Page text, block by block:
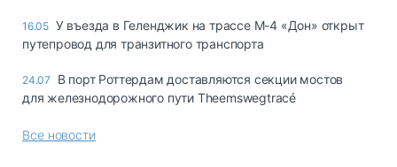
16.05 У въезда в Геленджик на трассе М-4 «Дон» открыт
путепровод для транзитного транспорта
24.07
В порт Роттердам доставляются секции мостов
для железнодорожного пути Theemswegtracé
Все новости